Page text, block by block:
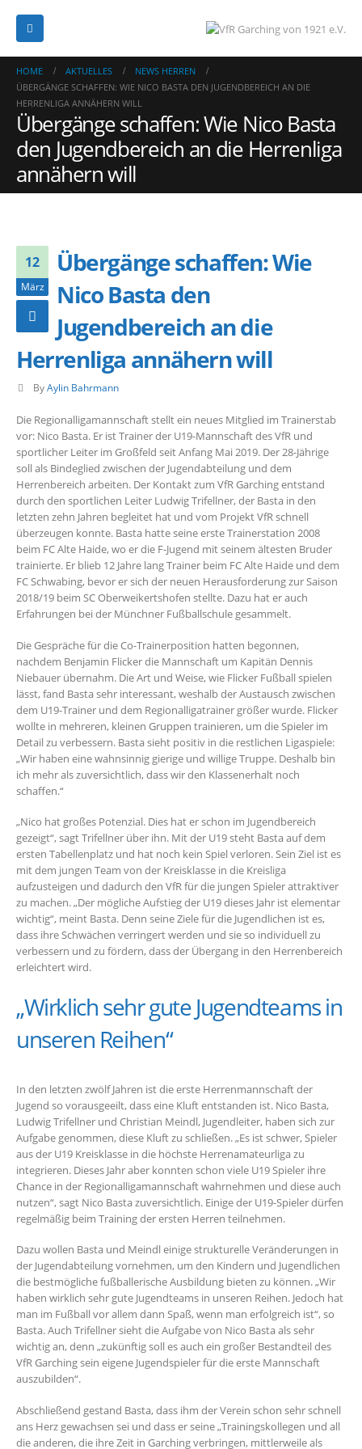
HOME AKTUELLES
NEWS HERREN
ÜBERGÄNGE SCHAFFEN: WIE NICO BASTA DEN JUGENDBEREICH AN DIE
HERRENLIGA ANNÄHERN WILL
Übergänge schaffen: Wie Nico Basta
den Jugendbereich an die Herrenliga
annähern will
12
März
Übergänge schaffen: Wie
Nico Basta den
Jugendbereich an die
Herrenliga annähern will
By Aylin Bahrmann
Die Regionalligamannschaft stellt ein neues Mitglied im Trainerstab
vor: Nico Basta. Er ist Trainer der U19-Mannschaft des VfR und
sportlicher Leiter im Großfeld seit Anfang Mai 2019. Der 28-Jährige
soll als Bindeglied zwischen der Jugendabteilung und dem
Herrenbereich arbeiten. Der Kontakt zum VfR Garching entstand
durch den sportlichen Leiter Ludwig Trifellner, der Basta in den
letzten zehn Jahren begleitet hat und vom Projekt VfR schnell
überzeugen konnte. Basta hatte seine erste Trainerstation 2008
beim FC Alte Haide, wo er die F-Jugend mit seinem ältesten Bruder
trainierte. Er blieb 12 Jahre lang Trainer beim FC Alte Haide und dem
FC Schwabing, bevor er sich der neuen Herausforderung zur Saison
2018/19 beim SC Oberweikertshofen stellte. Dazu hat er auch
Erfahrungen bei der Münchner Fußballschule gesammelt.
Die Gespräche für die Co-Trainerposition hatten begonnen,
nachdem Benjamin Flicker die Mannschaft um Kapitän Dennis
Niebauer übernahm. Die Art und Weise, wie Flicker Fußball spielen
lässt, fand Basta sehr interessant, weshalb der Austausch zwischen
dem U19-Trainer und dem Regionalligatrainer größer wurde. Flicker
wollte in mehreren, kleinen Gruppen trainieren, um die Spieler im
Detail zu verbessern. Basta sieht positiv in die restlichen Ligaspiele:
„Wir haben eine wahnsinnig gierige und willige Truppe. Deshalb bin
ich mehr als zuversichtlich, dass wir den Klassenerhalt noch
schaffen.“
„Nico hat großes Potenzial. Dies hat er schon im Jugendbereich
gezeigt“, sagt Trifellner über ihn. Mit der U19 steht Basta auf dem
ersten Tabellenplatz und hat noch kein Spiel verloren. Sein Ziel ist es
mit dem jungen Team von der Kreisklasse in die Kreisliga
aufzusteigen und dadurch den VfR für die jungen Spieler attraktiver
zu machen. „Der mögliche Aufstieg der U19 dieses Jahr ist elementar
wichtig“, meint Basta. Denn seine Ziele für die Jugendlichen ist es,
dass ihre Schwächen verringert werden und sie so individuell zu
verbessern und zu fördern, dass der Übergang in den Herrenbereich
erleichtert wird.
„Wirklich sehr gute Jugendteams in
unseren Reihen“
In den letzten zwölf Jahren ist die erste Herrenmannschaft der
Jugend so vorausgeeilt, dass eine Kluft entstanden ist. Nico Basta,
Ludwig Trifellner und Christian Meindl, Jugendleiter, haben sich zur
Aufgabe genommen, diese Kluft zu schließen. „Es ist schwer, Spieler
aus der U19 Kreisklasse in die höchste Herrenamateurliga zu
integrieren. Dieses Jahr aber konnten schon viele U19 Spieler ihre
Chance in der Regionalligamannschaft wahrnehmen und diese auch
nutzen“, sagt Nico Basta zuversichtlich. Einige der U19-Spieler dürfen
regelmäßig beim Training der ersten Herren teilnehmen.
Dazu wollen Basta und Meindl einige strukturelle Veränderungen in
der Jugendabteilung vornehmen, um den Kindern und Jugendlichen
die bestmögliche fußballerische Ausbildung bieten zu können. „Wir
haben wirklich sehr gute Jugendteams in unseren Reihen. Jedoch hat
man im Fußball vor allem dann Spaß, wenn man erfolgreich ist“, so
Basta. Auch Trifellner sieht die Aufgabe von Nico Basta als sehr
wichtig an, denn „zukünftig soll es auch ein großer Bestandteil des
VfR Garching sein eigene Jugendspieler für die erste Mannschaft
auszubilden“.
Abschließend gestand Basta, dass ihm der Verein schon sehr schnell
ans Herz gewachsen sei und dass er seine „Trainingskollegen und all
die anderen, die ihre Zeit in Garching verbringen, mittlerweile als